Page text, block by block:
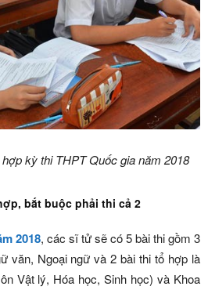
kỳ thi THPT Quốc gia năm 2018
bắt buộc phải thi cả 2
2018, các sĩ tử sẽ có 5 bài thi gồm 3
văn, Ngoại ngữ và 2 bài thi tổ hợp là
Vật lý, Hóa học, Sinh học) và Khoa